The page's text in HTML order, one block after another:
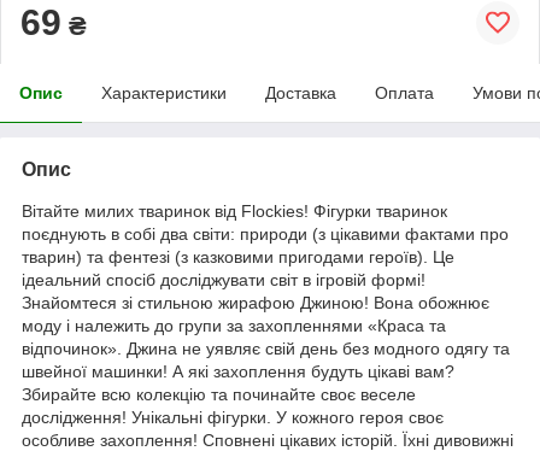
69 ₴
Опис Характеристики Доставка Оплата Умови
Опис
Вітайте милих тваринок від Flockies! Фігурки тваринок
поєднують в собі два світи: природи (з цікавими фактами про
тварин) та фентезі (з казковими пригодами героїв). Це
ідеальний спосіб досліджувати світ в ігровій формі!
Знайомтеся зі стильною жирафою Джиною! Вона обожнює
моду і належить до групи за захопленнями «Краса та
відпочинок». Джина не уявляє свій день без модного одягу та
швейної машинки! А які захоплення будуть цікаві вам?
Збирайте всю колекцію та починайте своє веселе
дослідження! Унікальні фігурки. У кожного героя своє
особливе захоплення! Сповнені цікавих історій. Їхні дивовижні